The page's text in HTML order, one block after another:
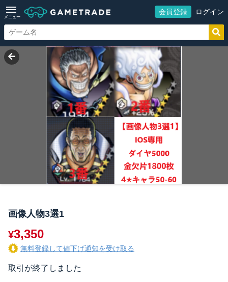
メニュー
会員登録 ログイン
画像人物3選1
¥3,350
無料登録して値下げ通知を受け取る
取引が終了しました